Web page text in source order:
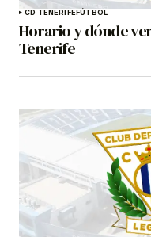
CD TENERIFEFÚTBOL
Horario y dónde
Tenerife